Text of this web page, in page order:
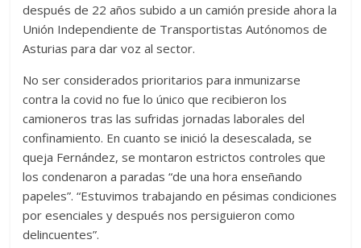
después de 22 años subido a un camión preside ahora la
Unión Independiente de Transportistas Autónomos de
Asturias para dar voz al sector.
No ser considerados prioritarios para inmunizarse
contra la covid no fue lo único que recibieron los
camioneros tras las sufridas jornadas laborales del
confinamiento. En cuanto se inició la desescalada, se
queja Fernández, se montaron estrictos controles que
los condenaron a paradas “de una hora enseñando
papeles”. “Estuvimos trabajando en pésimas condiciones
por esenciales y después nos persiguieron como
delincuentes”.